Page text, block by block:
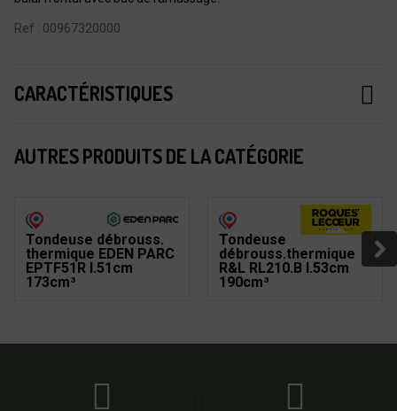
Ref : 00967320000
CARACTÉRISTIQUES
AUTRES PRODUITS DE LA CATÉGORIE
Tondeuse débrouss.
thermique EDEN PARC
EPTF51R l.51cm
173cm³
Tondeuse
débrouss.thermique
R&L RL210.B l.53cm
190cm³